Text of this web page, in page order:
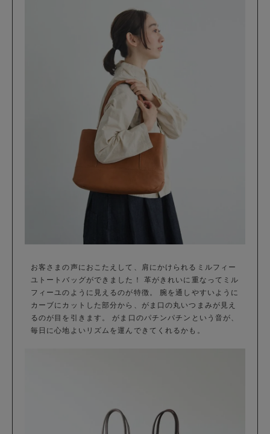
お客さまの声におこたえして、肩にかけられるミルフィー
ユトートバッグができました！ 革がきれいに重なってミル
フィーユのように見えるのが特徴。 腕を通しやすいように
カーブにカットした部分から、がま口の丸いつまみが見え
るのが目を引きます。 がま口のパチンパチンという音が、
毎日に心地よいリズムを運んできてくれるかも。